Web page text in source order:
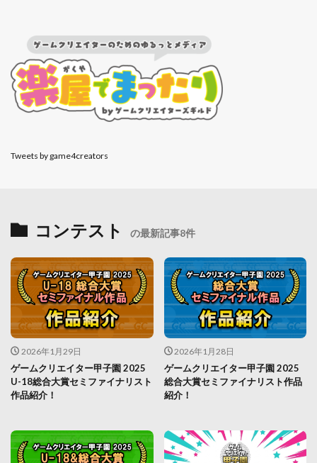
Tweets by game4creators
コンテスト の最新記事8件
2026年1月29日
ゲームクリエイター甲子園 2025
U-18総合大賞セミファイナリスト
作品紹介！
2026年1月28日
ゲームクリエイター甲子園 2025
総合大賞セミファイナリスト作品
紹介！